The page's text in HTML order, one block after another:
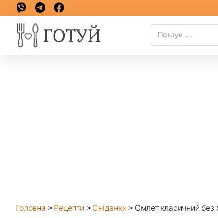
Головна > Рецепти > Сніданки > Омлет класичний без